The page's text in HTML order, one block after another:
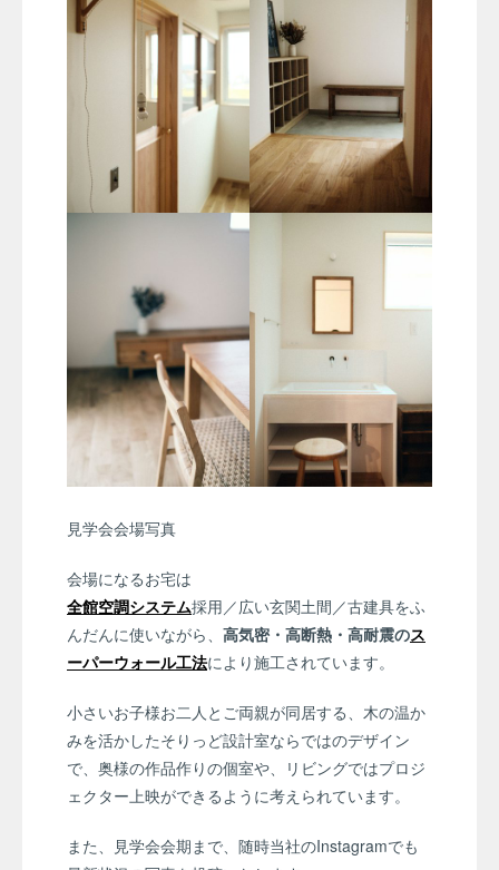
見学会会場写真
会場になるお宅は
全館空調システム採用／広い玄関土間／古建具をふ
んだんに使いながら、 高気密・高断熱・高耐震のス
ーパーウォール工法により施工されています。
小さいお子様お二人とご両親が同居する、木の温か
みを活かしたそりっど設計室ならではのデザイン
で、奥様の作品作りの個室や、リビングではプロジ
ェクター上映ができるように考えられています。
また、見学会会期まで、随時当社のInstagramでも